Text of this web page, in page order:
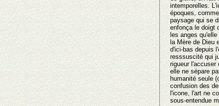
intemporelles.
époques,
paysage qui se
enfonça le doigt
les anges
la Mère de Dieu
d'ici-bas depuis
resssuscité qui
rigueur l'accuser
elle ne sépare
humanité seule
confusion des
l'icone, l'art ne
sous-entendue